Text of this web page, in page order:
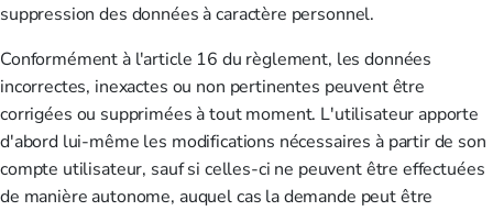
suppression des données à caractère personnel.
Conformément à l'article 16 du règlement, les données
incorrectes, inexactes ou non pertinentes peuvent être
corrigées ou supprimées à tout moment. L'utilisateur apporte
d'abord lui-même les modifications nécessaires à partir de son
compte utilisateur, sauf si celles-ci ne peuvent être effectuées
de manière autonome, auquel cas la demande peut être